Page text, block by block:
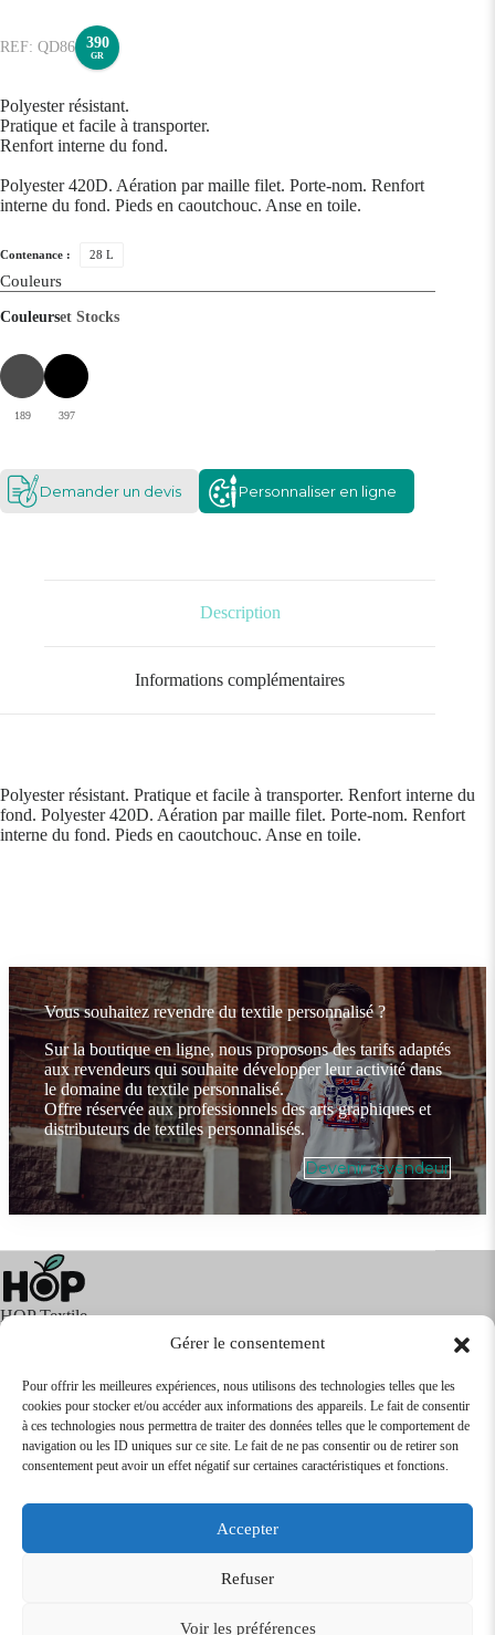
Gérer le consentement
Pour offrir les meilleures expériences, nous utilisons des technologies telles que les
cookies pour stocker et/ou accéder aux informations des appareils. Le fait de consentir
à ces technologies nous permettra de traiter des données telles que le comportement de
navigation ou les ID uniques sur ce site. Le fait de ne pas consentir ou de retirer son
consentement peut avoir un effet négatif sur certaines caractéristiques et fonctions.
Accepter
Refuser
Voir les préférences
QD86 390
GR
Polyester résistant.
Pratique et facile à transporter.
Renfort interne du fond.
Polyester 420D. Aération par maille filet. Porte-nom. Renfort
interne du fond. Pieds en caoutchouc. Anse en toile.
Contenance : 28 L
Couleurs
Couleurset Stocks
189 397
Demander un devis Personnaliser en ligne
Description
Informations complémentaires
Polyester résistant. Pratique et facile à transporter. Renfort interne du
fond. Polyester 420D. Aération par maille filet. Porte-nom. Renfort
interne du fond. Pieds en caoutchouc. Anse en toile.
Vous souhaitez revendre du textile personnalisé ?
Sur la boutique en ligne, nous proposons des tarifs adaptés
aux revendeurs qui souhaite développer leur activité dans
le domaine du textile personnalisé.
Offre réservée aux professionnels des arts graphiques et
distributeurs de textiles personnalisés.
Devenir revendeur
HOP Textile
Textile Articles Publicitaires
Infos
Boutique en ligne
Express 24H
Tarifs Revendeurs